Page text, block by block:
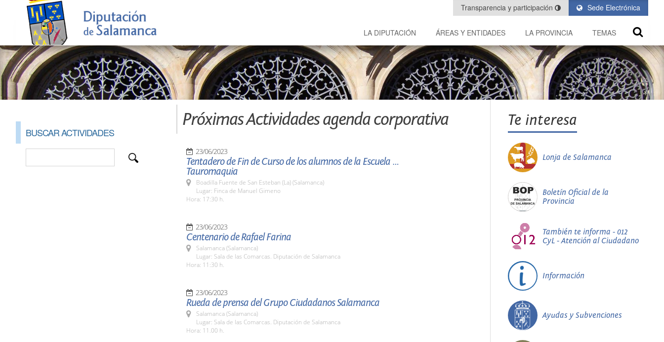
Sede Electrónica
Transparencia y participación
LA DIPUTACIÓN ÁREAS Y ENTIDADES LA PROVINCIA TEMAS
BUSCAR ACTIVIDADES
Próximas Actividades agenda corporativa
23/06/2023
Tentadero de Fin de Curso de los alumnos de la Escuela de
Tauromaquia
Boadilla Fuente de San Esteban (La) (Salamanca)
Lugar: Finca de Manuel Gimeno
Hora: 17:30 h.
23/06/2023
Centenario de Rafael Farina
Salamanca (Salamanca)
Lugar: Sala de las Comarcas. Diputación de Salamanca
Hora: 11:30 h.
23/06/2023
Rueda de prensa del Grupo Ciudadanos Salamanca
Salamanca (Salamanca)
Lugar: Sala de las Comarcas. Diputación de Salamanca
Hora: 11.00 h.
Te interesa
Lonja de Salamanca
Boletín Oficial de la
Provincia
También te informa - 012
CyL - Atención al Ciudadano
Información
Ayudas y Subvenciones